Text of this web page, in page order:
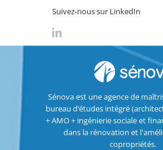
Suivez-nous sur LinkedIn
Sénova est une agence de
bureau d’études intégré
+ AMO + ingénierie sociale et
dans la rénovation et
copropriétés.